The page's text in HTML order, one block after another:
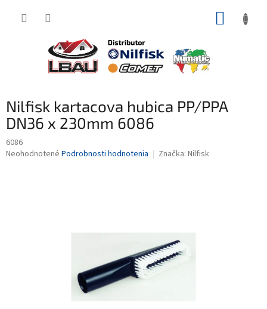
Nilfisk kartacova hubica PP/PPA
DN36 x 230mm 6086
6086
Priemerné
Neohodnotené Podrobnosti hodnotenia Značka: Nilfisk